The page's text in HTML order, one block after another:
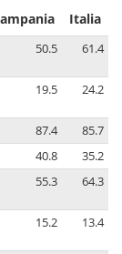
Italia
50.5 61.4
19.5 24.2
87.4
85.7
40.8
35.2
55.3 64.3
15.2 13.4